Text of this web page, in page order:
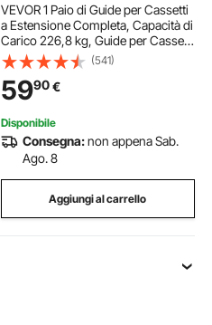
VEVOR 1 Paio di Guide per Cassetti
a Estensione Completa, Capacità di
Carico 226,8 kg, Guide per Cassetti
con Bloccaggio, Cuscinetti a Sfera
con Guida Scorrevole, 1047 x 76 x
19,5 mm
(541)
5990€
Disponibile
Consegna:non appena Sab.
Ago. 8
Aggiungi al carrello